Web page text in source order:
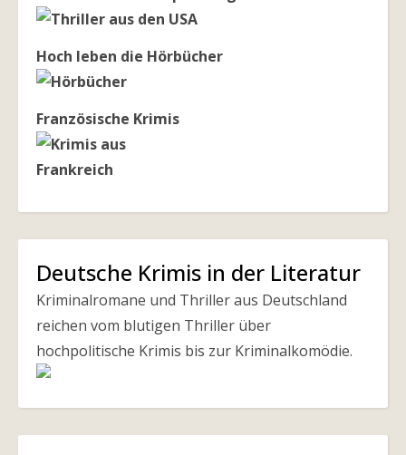
Hoch leben die Hörbücher
Französische Krimis
Deutsche Krimis in der Literatur
Kriminalromane und Thriller aus Deutschland
reichen vom blutigen Thriller über
hochpolitische Krimis bis zur Kriminalkomödie.